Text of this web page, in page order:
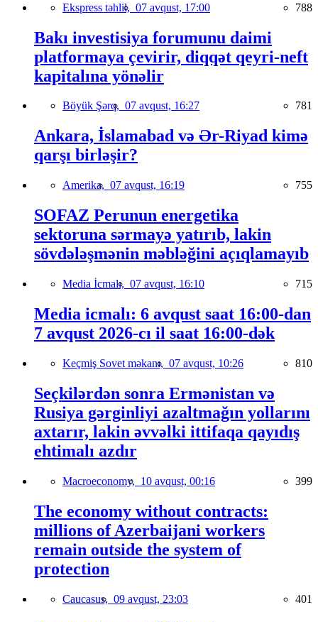
Ekspress təhlil, 07 avqust, 17:00 788
Bakı investisiya forumunu daimi
platformaya çevirir, diqqət qeyri-neft
kapitalına yönəlir
Böyük Şərq, 07 avqust, 16:27 781
Ankara, İslamabad və Ər-Riyad kimə
qarşı birləşir?
Amerika, 07 avqust, 16:19 755
SOFAZ Perunun energetika
sektoruna sərmayə yatırıb, lakin
sövdələşmənin məbləğini açıqlamayıb
Media İcmalı, 07 avqust, 16:10 715
Media icmalı: 6 avqust saat 16:00-dan
7 avqust 2026-cı il saat 16:00-dək
Keçmiş Sovet məkanı, 07 avqust, 10:26 810
Seçkilərdən sonra Ermənistan və
Rusiya gərginliyi azaltmağın yollarını
axtarır, lakin əvvəlki ittifaqa qayıdış
ehtimalı azdır
Macroeconomy, 10 avqust, 00:16 399
The economy without contracts:
millions of Azerbaijani workers
remain outside the system of
protection
Caucasus, 09 avqust, 23:03 401